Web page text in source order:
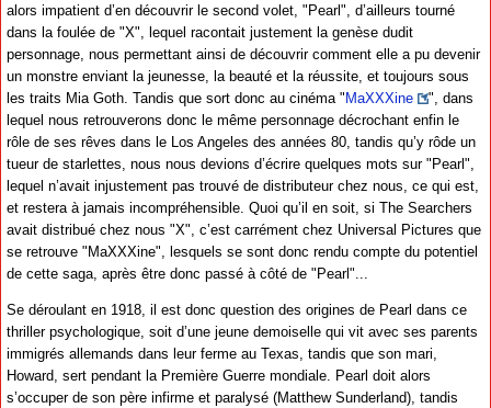
alors impatient d’en découvrir le second volet, "Pearl", d’ailleurs tourné
dans la foulée de "X", lequel racontait justement la genèse dudit
personnage, nous permettant ainsi de découvrir comment elle a pu devenir
un monstre enviant la jeunesse, la beauté et la réussite, et toujours sous
les traits Mia Goth. Tandis que sort donc au cinéma " MaXXXine
", dans
lequel nous retrouverons donc le même personnage décrochant enfin le
rôle de ses rêves dans le Los Angeles des années 80, tandis qu’y rôde un
tueur de starlettes, nous nous devions d’écrire quelques mots sur "Pearl",
lequel n’avait injustement pas trouvé de distributeur chez nous, ce qui est,
et restera à jamais incompréhensible. Quoi qu’il en soit, si The Searchers
avait distribué chez nous "X", c’est carrément chez Universal Pictures que
se retrouve "MaXXXine", lesquels se sont donc rendu compte du potentiel
de cette saga, après être donc passé à côté de "Pearl"...
Se déroulant en 1918, il est donc question des origines de Pearl dans ce
thriller psychologique, soit d’une jeune demoiselle qui vit avec ses parents
immigrés allemands dans leur ferme au Texas, tandis que son mari,
Howard, sert pendant la Première Guerre mondiale. Pearl doit alors
s’occuper de son père infirme et paralysé (Matthew Sunderland), tandis